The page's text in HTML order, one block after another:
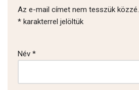
Az e-mail címet nem tesszük közzé.
* karakterrel jelöltük
Név *